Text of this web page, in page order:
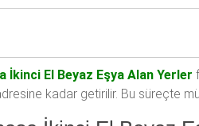
İkinci El Beyaz Eşya Alan Yerler
kadar getirilir. Bu süreçte